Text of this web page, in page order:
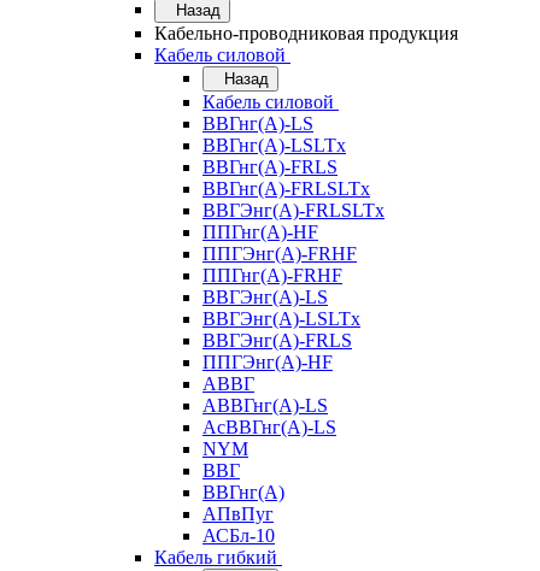
Назад
Кабельно-проводниковая продукция
Кабель силовой
Назад
Кабель силовой
ВВГнг(А)-LS
ВВГнг(А)-LSLTx
ВВГнг(А)-FRLS
ВВГнг(А)-FRLSLTx
ВВГЭнг(А)-FRLSLTx
ППГнг(А)-HF
ППГЭнг(А)-FRHF
ППГнг(А)-FRHF
ВВГЭнг(А)-LS
ВВГЭнг(А)-LSLTx
ВВГЭнг(А)-FRLS
ППГЭнг(А)-HF
АВВГ
АВВГнг(А)-LS
АсВВГнг(А)-LS
NYM
ВВГ
ВВГнг(А)
АПвПуг
АСБл-10
Кабель гибкий